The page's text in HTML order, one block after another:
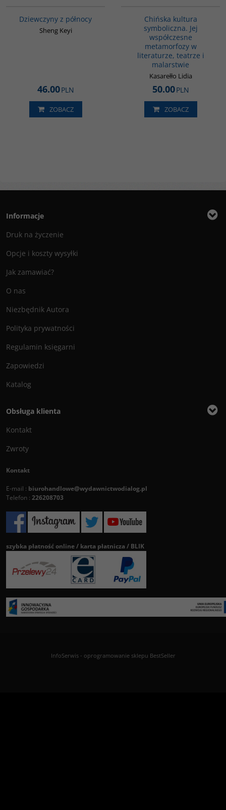
Dziewczyny z północy
Sheng Keyi
46.00PLN
ZOBACZ
Chińska kultura
symboliczna. Jej
współczesne
metamorfozy w
literaturze, teatrze i
malarstwie
Kasarełło Lidia
50.00PLN
ZOBACZ
Informacje
Druk na życzenie
Opcje i koszty wysyłki
Jak zamawiać?
O nas
Niezbędnik Autora
Polityka prywatności
Regulamin księgarni
Zapowiedzi
Katalog
Obsługa klienta
Kontakt
Zwroty
Kontakt
E-mail : biurohandlowe@wydawnictwodialog.pl
Telefon : 226208703
szybka płatność online / karta płatnicza / BLIK
InfoSerwis- oprogramowanie sklepu BestSeller